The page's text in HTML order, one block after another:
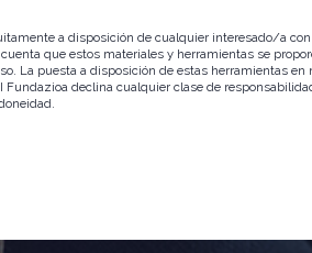
a disposición de cualquier interesado/a
que estos materiales y herramientas se
La puesta a disposición de estas herramientas
declina cualquier clase de